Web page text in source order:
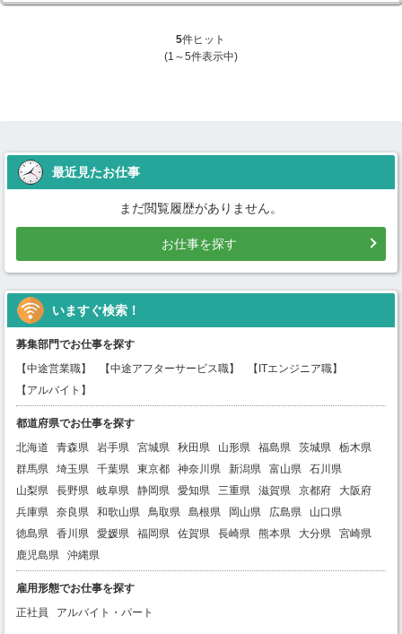
5件ヒット
(1～5件表示中)
最近見たお仕事
まだ閲覧履歴がありません。
お仕事を探す
いますぐ検索！
募集部門でお仕事を探す
【中途営業職】
【中途アフターサービス職】
【ITエンジニア職】
【アルバイト】
都道府県でお仕事を探す
北海道
青森県 岩手県 宮城県 秋田県 山形県 福島県 茨城県
栃木県
群馬県
埼玉県 千葉県 東京都 神奈川県 新潟県 富山県
石川県
山梨県
長野県 岐阜県 静岡県 愛知県 三重県 滋賀県 京都府
大阪府
兵庫県
奈良県 和歌山県 鳥取県 島根県 岡山県 広島県
山口県
徳島県
香川県 愛媛県 福岡県 佐賀県 長崎県 熊本県 大分県
宮崎県
鹿児島県
沖縄県
雇用形態でお仕事を探す
正社員
アルバイト・パート